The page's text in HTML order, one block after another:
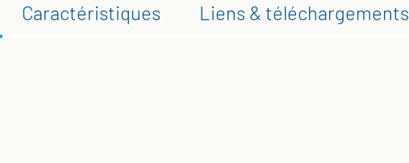
Caractéristiques Liens & téléchargements